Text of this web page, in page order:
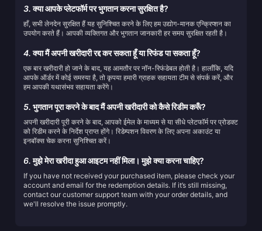
3.क्या आपके प्लेटफॉर्म पर भुगतान करना सुरक्षित है?
हाँ, सभी लेनदेन सुरक्षित हैं यह सुनिश्चित करने के लिए हम उद्योग-मानक एन्क्रिप्शन का
उपयोग करते हैं। आपकी व्यक्तिगत और भुगतान जानकारी हर समय सुरक्षित रहती है।
4.क्या मैं अपनी खरीदारी रद्द कर सकता हूँ या रिफंड पा सकता हूँ?
एक बार खरीदारी हो जाने के बाद, यह आमतौर पर नॉन-रिफंडेबल होती है। हालाँकि, यदि
आपके ऑर्डर में कोई समस्या है, तो कृपया हमारी ग्राहक सहायता टीम से संपर्क करें, और
हम आपकी यथासंभव सहायता करेंगे।
5. भुगतान पूरा करने के बाद मैं अपनी खरीदारी को कैसे रिडीम करूँ?
अपनी खरीदारी पूरी करने के बाद, आपको ईमेल के माध्यम से या सीधे प्लेटफॉर्म पर प्रोडक्ट
को रिडीम करने के निर्देश प्राप्त होंगे। रिडेम्पशन विवरण के लिए अपना अकाउंट या
इनबॉक्स चेक करना सुनिश्चित करें।
6.मुझे मेरा खरीदा हुआ आइटम नहीं मिला। मुझे क्या करना चाहिए?
If you have not received your purchased item, please check your
account and email for the redemption details. If it’s still missing,
contact our customer support team with your order details, and
we'll resolve the issue promptly.